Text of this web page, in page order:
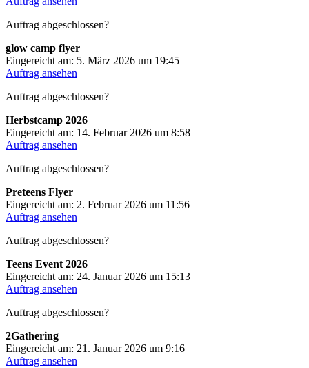
Auftrag abgeschlossen?
glow camp flyer
Eingereicht am: 5. März 2026 um 19:45
Auftrag ansehen
Auftrag abgeschlossen?
Herbstcamp 2026
Eingereicht am: 14. Februar 2026 um 8:58
Auftrag ansehen
Auftrag abgeschlossen?
Preteens Flyer
Eingereicht am: 2. Februar 2026 um 11:56
Auftrag ansehen
Auftrag abgeschlossen?
Teens Event 2026
Eingereicht am: 24. Januar 2026 um 15:13
Auftrag ansehen
Auftrag abgeschlossen?
2Gathering
Eingereicht am: 21. Januar 2026 um 9:16
Auftrag ansehen